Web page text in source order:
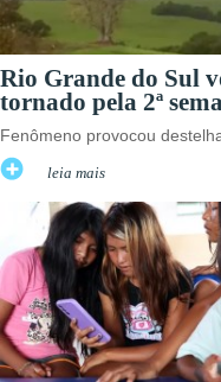
Rio Grande do Sul
tornado pela 2ª
Fenômeno provocou
leia mais